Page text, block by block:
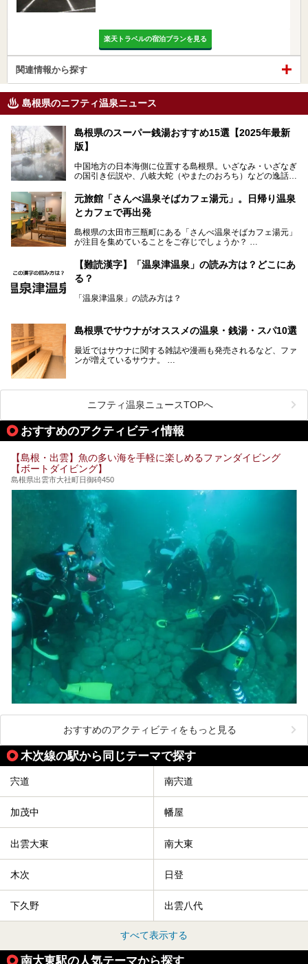
楽天トラベルの宿泊プランを見る
関連情報から探す
島根県のニフティ温泉ニュース
島根県のスーパー銭湯おすすめ15選【2025年最新
版】
中国地方の日本海側に位置する島根県。いざなみ・いざなぎ
の国引き伝説や、八岐大蛇（やまたのおろち）などの逸話が
の参拝客が訪れます。「出雲縁結び空港」への直行便なら、
首都圏からでも実は2時間圏内で到着できるアクセスも魅力
です。
市）など、古くから知られる温泉郷が多くあります。ゆった
り流れる時間のなかで、心の底からのんびりできるスーパー
元旅館「さんべ温泉そばカフェ湯元」。日帰り温泉
とカフェで再出発
島根県の太田市三瓶町にある「さんべ温泉そばカフェ湯元」
が注目を集めていることをご存じでしょうか？
「さんべ温泉そばカフェ湯元」は日帰り温泉と、名物のそば
を提供するカフェという新しい営業スタイルで、観光客に限
らず地元民にも親しまれています。
宿泊をせずとも、気軽に源泉のお湯をつかった温泉と、美味
を経て現在のスタイルに辿り着いているのです。
【難読漢字】「温泉津温泉」の読み方は？どこにあ
る？
「温泉津温泉」の読み方は？
か？
島根県でサウナがオススメの温泉・銭湯・スパ10選
最近ではサウナに関する雑誌や漫画も発売されるなど、ファ
ンが増えているサウナ。
しかしサウナは一口にサウナと言っても、ドライサウナ、ス
チームサウナ、塩サウナなどが存在し、施設によって様々な
今回はそんな今話題のサウナが楽しめる、島根県内にあるオ
ススメ温泉・銭湯・スパを10件まとめてご紹介します。
ニフティ温泉ニュースTOPへ
おすすめのアクティビティ情報
【島根・出雲】魚の多い海を手軽に楽しめるファンダイビング
【ボートダイビング】
島根県出雲市大社町日御碕450
おすすめのアクティビティをもっと見る
木次線の駅から同じテーマで探す
宍道 南宍道
加茂中 幡屋
出雲大東 南大東
木次 日登
下久野 出雲八代
すべて表示する
南大東駅の人気テーマから探す